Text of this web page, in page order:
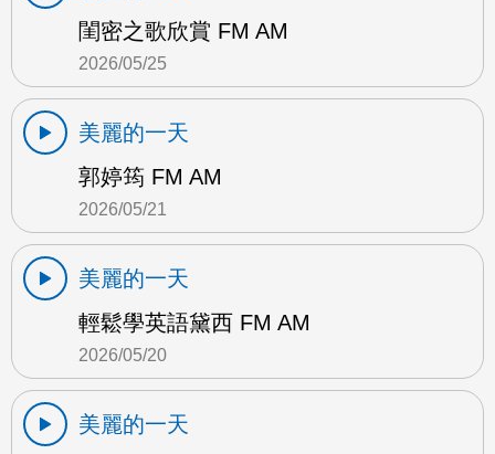
閨密之歌欣賞 FM AM
2026/05/25
美麗的一天
郭婷筠 FM AM
2026/05/21
美麗的一天
輕鬆學英語黛西 FM AM
2026/05/20
美麗的一天